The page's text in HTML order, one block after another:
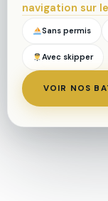
navigation sur
Sans permis
Avec skipper
VOIR NOS